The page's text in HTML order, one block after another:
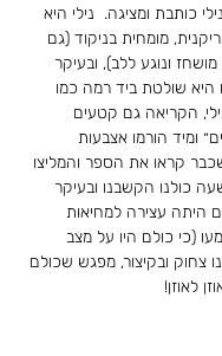
כותבת ומציגה.  נילי היא
מומחית בניקוד (גם
ונוגע ללב), ובעיקר
שולטת ביד רמה כמו
הקריאה גם קטעים
ומיד הורמו אצבעות
קראו את הספר והמליצו
כולנו הקשבנו ובעיקר
היתה עצירה למחיאות
(כי כולם היו על מצב
צחוק ובקיצור, מפגש שכולם
לאוזן!